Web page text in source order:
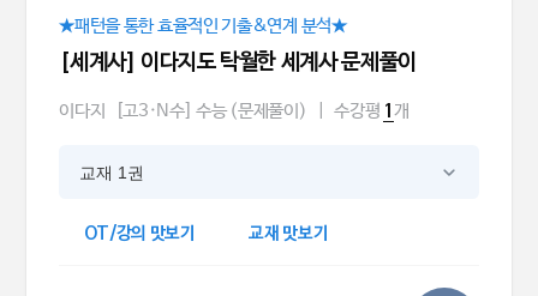
★패턴을 통한 효율적인 기출&연계 분석★
[세계사] 이다지도 탁월한 세계사 문제풀이
이다지 [고3·N수] 수능 (문제풀이) 수강평 1 개
교재 1권
OT/강의 맛보기 교재 맛보기